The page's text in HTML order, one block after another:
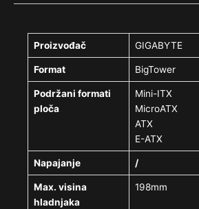
Proizvođač GIGABYTE
Format BigTower
Podržani formati
ploča
Mini-ITX
MicroATX
ATX
E-ATX
Napajanje /
Max. visina
hladnjaka
198mm